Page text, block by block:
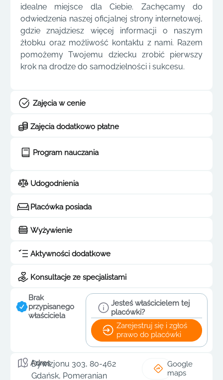
idealne miejsce dla Ciebie. Zachęcamy do
odwiedzenia naszej oficjalnej strony internetowej,
gdzie znajdziesz więcej informacji o naszym
żłobku oraz możliwość kontaktu z nami. Razem
pomożemy Twojemu dziecku zrobić pierwszy
krok na drodze do samodzielności i sukcesu.
Zajęcia w cenie
Zajęcia dodatkowo płatne
Program nauczania
Udogodnienia
Placówka posiada
Wyżywienie
Aktywności dodatkowe
Konsultacje ze specjalistami
Brak
przypisanego
właściciela
Jesteś właścicielem tej
placówki?
Zarejestruj się i zgłoś
prawo do placówki
Adres
Dywizjonu 303, 80-462
Gdańsk, Pomeranian
Google
maps